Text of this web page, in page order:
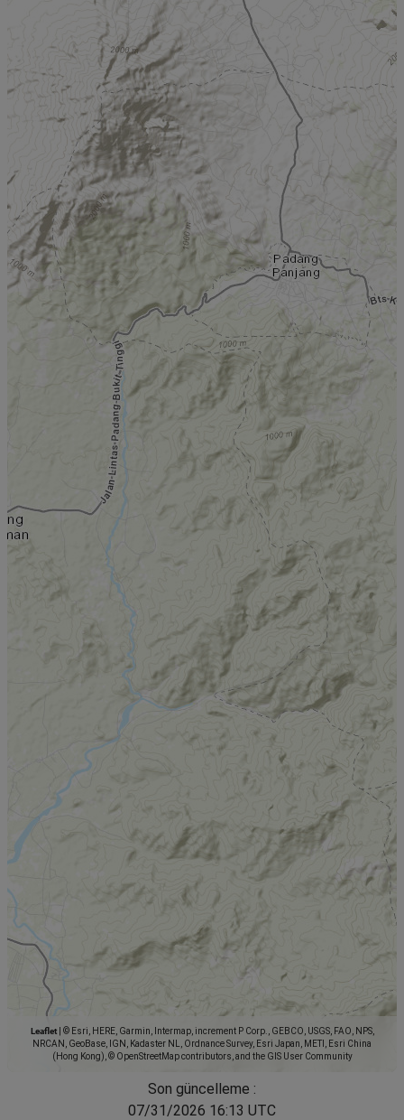
Leaflet
© Esri, HERE, Garmin, Intermap, increment P Corp., GEBCO, USGS, FAO, NPS,
NRCAN, GeoBase, IGN, Kadaster NL, Ordnance Survey, Esri Japan, METI, Esri China
(Hong Kong), © OpenStreetMap contributors, and the GIS User Community
Son güncelleme :
07/31/2026 16:13 UTC